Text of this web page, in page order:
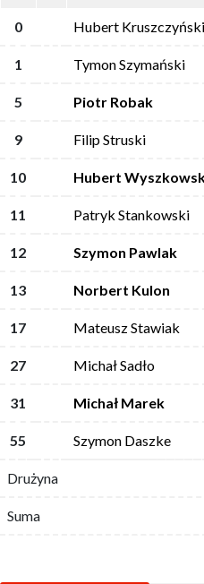
0 Hubert Kruszczyński
1 Tymon Szymański
5 Piotr Robak
9 Filip Struski
10 Hubert
11 Patryk Stankowski
12 Szymon Pawlak
13 Norbert Kulon
17 Mateusz Stawiak
27 Michał Sadło
31 Michał Marek
55 Szymon Daszke
Drużyna
Suma
0 Hubert Kruszczyński
1 Tymon Szymański
5 Piotr Robak
9 Filip Struski
10 Hubert
11 Patryk Stankowski
12 Szymon Pawlak
13 Norbert Kulon
17 Mateusz Stawiak
27 Michał Sadło
31 Michał Marek
55 Szymon Daszke
Drużyna
Suma